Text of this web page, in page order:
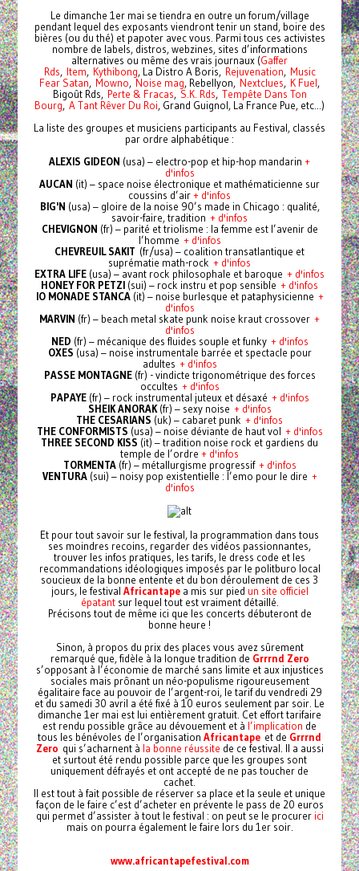
Le dimanche 1er mai se tiendra en outre un forum/village
pendant lequel des exposants viendront tenir un stand, boire des
bières (ou du thé) et papoter avec vous. Parmi tous ces activistes
nombre de labels, distros, webzines, sites d’informations
alternatives ou même des vrais journaux (Gaffer
Rds, Item, Kythibong, La Distro A Boris, Rejuvenation, Music
Fear Satan, Mowno, Noise mag, Rebellyon, Nextclues, K Fuel,
Bigoût Rds, Perte & Fracas, S.K. Rds, Tempête Dans Ton
Bourg, A Tant Rêver Du Roi, Grand Guignol, La France Pue, etc...)
La liste des groupes et musiciens participants au Festival, classés
par ordre alphabétique :
ALEXIS GIDEON (usa) – electro-pop et hip-hop mandarin +
d'infos
AUCAN (it) – space noise électronique et mathématicienne sur
coussins d’air+ d'infos
BIG'N (usa) – gloire de la noise 90’s made in Chicago : qualité,
savoir-faire, tradition + d'infos
CHEVIGNON (fr) – parité et triolisme : la femme est l’avenir de
l’homme + d'infos
CHEVREUIL SAKIT (fr/usa) – coalition transatlantique et
suprématie math-rock + d'infos
EXTRA LIFE (usa) – avant rock philosophale et baroque + d'infos
HONEY FOR PETZI (sui) – rock instru et pop sensible + d'infos
IO MONADE STANCA(it) – noise burlesque et pataphysicienne +
d'infos
MARVIN (fr) – beach metal skate punk noise kraut crossover +
d'infos
NED (fr) – mécanique des fluides souple et funky + d'infos
OXES (usa) – noise instrumentale barrée et spectacle pour
adultes + d'infos
PASSE MONTAGNE(fr) - vindicte trigonométrique des forces
occultes + d'infos
PAPAYE(fr) – rock instrumental juteux et désaxé + d'infos
SHEIK ANORAK(fr) – sexy noise + d'infos
THE CESARIANS (uk) – cabaret punk + d'infos
THE CONFORMISTS (usa) – noise déviante de haut vol + d'infos
THREE SECOND KISS (it) – tradition noise rock et gardiens du
temple de l’ordre + d'infos
TORMENTA(fr) – métallurgisme progressif + d'infos
VENTURA(sui) – noisy pop existentielle : l’emo pour le dire +
d'infos
Et pour tout savoir sur le festival, la programmation dans tous
ses moindres recoins, regarder des vidéos passionnantes,
trouver les infos pratiques, les tarifs, le dress code et les
recommandations idéologiques imposés par le politburo local
soucieux de la bonne entente et du bon déroulement de ces 3
jours, le festival Africantapea mis sur pied un site officiel
épatantsur lequel tout est vraiment détaillé.
Précisons tout de même ici que les concerts débuteront de
bonne heure !
Sinon, à propos du prix des places vous avez sûrement
remarqué que, fidèle à la longue tradition de Grrrnd Zero
s’opposant à l’économie de marché sans limite et aux injustices
sociales mais prônant un néo-populisme rigoureusement
égalitaire face au pouvoir de l’argent-roi, le tarif du vendredi 29
et du samedi 30 avril a été fixé à 10 euros seulement par soir. Le
dimanche 1er mai est lui entièrement gratuit. Cet effort tarifaire
est rendu possible grâce au dévouement et à l’implication de
tous les bénévoles de l’organisation Africantape et de Grrrnd
Zero qui s’acharnent à la bonne réussite de ce festival. Il a aussi
et surtout été rendu possible parce que les groupes sont
uniquement défrayés et ont accepté de ne pas toucher de
cachet.
Il est tout à fait possible de réserver sa place et la seule et unique
façon de le faire c’est d’acheter en prévente le pass de 20 euros
qui permet d’assister à tout le festival : on peut se le procurer ici
mais on pourra également le faire lors du 1er soir.
www.africantapefestival.com